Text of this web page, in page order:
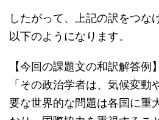
したがって、上記の訳をつな
以下のようになります。
【今回の課題文の和訳解答例】
「その政治学者は、気候変動
要な世界的な問題は各国に重